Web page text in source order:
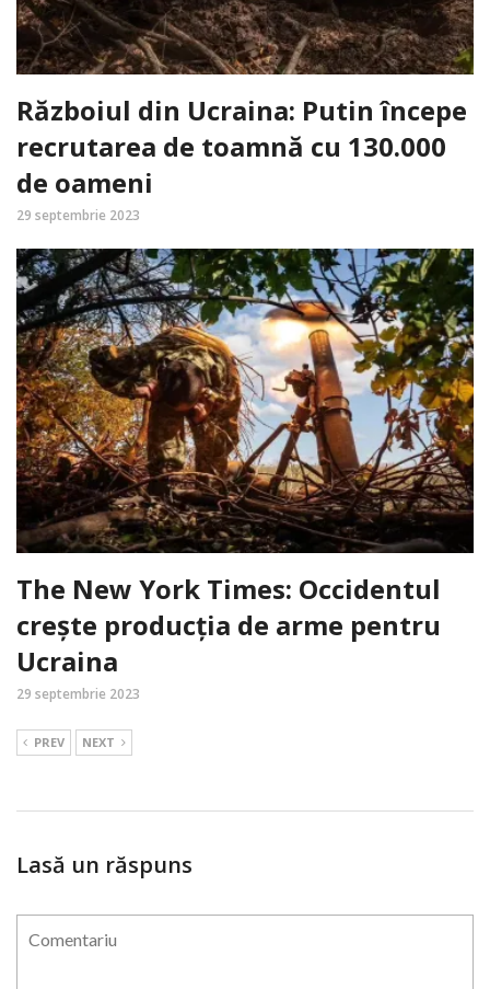
Războiul din Ucraina: Putin începe
recrutarea de toamnă cu 130.000
de oameni
29 septembrie 2023
The New York Times: Occidentul
crește producția de arme pentru
Ucraina
29 septembrie 2023
PREV NEXT
Lasă un răspuns